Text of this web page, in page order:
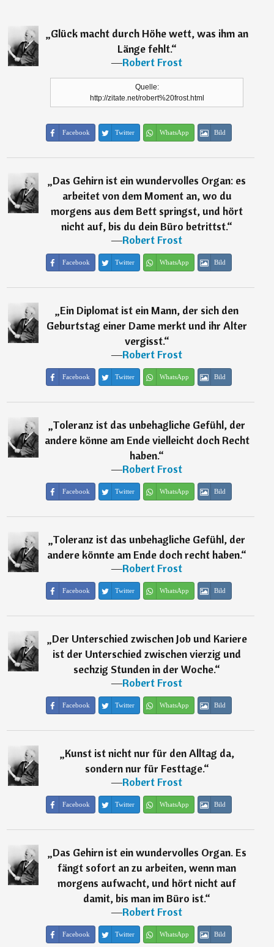
„Glück macht durch Höhe wett, was ihm an
Länge fehlt.“
―Robert Frost
Quelle:
http://zitate.net/robert%20frost.html
Facebook Twitter WhatsApp Bild
„Das Gehirn ist ein wundervolles Organ: es
arbeitet von dem Moment an, wo du
morgens aus dem Bett springst, und hört
nicht auf, bis du dein Büro betrittst.“
―Robert Frost
Facebook Twitter WhatsApp Bild
„Ein Diplomat ist ein Mann, der sich den
Geburtstag einer Dame merkt und ihr Alter
vergisst.“
―Robert Frost
Facebook Twitter WhatsApp Bild
„Toleranz ist das unbehagliche Gefühl, der
andere könne am Ende vielleicht doch Recht
haben.“
―Robert Frost
Facebook Twitter WhatsApp Bild
„Toleranz ist das unbehagliche Gefühl, der
andere könnte am Ende doch recht haben.“
―Robert Frost
Facebook Twitter WhatsApp Bild
„Der Unterschied zwischen Job und Kariere
ist der Unterschied zwischen vierzig und
sechzig Stunden in der Woche.“
―Robert Frost
Facebook Twitter WhatsApp Bild
„Kunst ist nicht nur für den Alltag da,
sondern nur für Festtage.“
―Robert Frost
Facebook Twitter WhatsApp Bild
„Das Gehirn ist ein wundervolles Organ. Es
fängt sofort an zu arbeiten, wenn man
morgens aufwacht, und hört nicht auf
damit, bis man im Büro ist.“
―Robert Frost
Facebook Twitter WhatsApp Bild